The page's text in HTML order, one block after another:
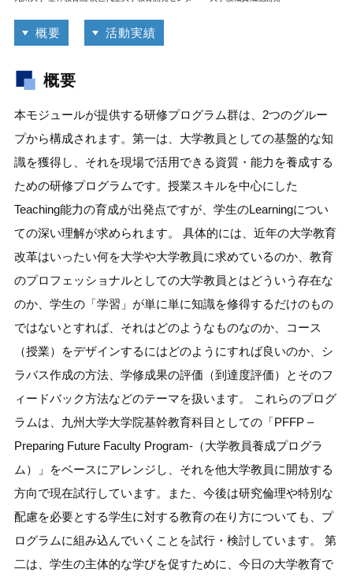
概要 活動実績
概要
本モジュールが提供する研修プログラム群は、2つのグルー
プから構成されます。第一は、大学教員としての基盤的な知
識を獲得し、それを現場で活用できる資質・能力を養成する
ための研修プログラムです。授業スキルを中心にした
Teaching能力の育成が出発点ですが、学生のLearningについ
ての深い理解が求められます。 具体的には、近年の大学教育
改革はいったい何を大学や大学教員に求めているのか、教育
のプロフェッショナルとしての大学教員とはどういう存在な
のか、学生の「学習」が単に単に知識を修得するだけのもの
ではないとすれば、それはどのようなものなのか、コース
（授業）をデザインするにはどのようにすれば良いのか、シ
ラバス作成の方法、学修成果の評価（到達度評価）とそのフ
ィードバック方法などのテーマを扱います。 これらのプログ
ラムは、九州大学大学院基幹教育科目としての「PFFP –
Preparing Future Faculty Program-（大学教員養成プログラ
ム）」をベースにアレンジし、それを他大学教員に開放する
方向で現在試行しています。また、今後は研究倫理や特別な
配慮を必要とする学生に対する教育の在り方についても、プ
ログラムに組み込んでいくことを試行・検討しています。 第
二は、学生の主体的な学びを促すために、今日の大学教育で